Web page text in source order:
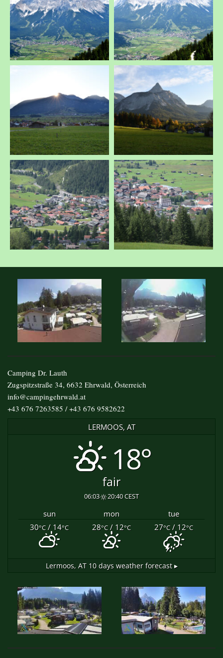
Camping Dr. Lauth
Zugspitzstraße 34, 6632 Ehrwald, Österreich
info@campingehrwald.at
+43 676 7263585 / +43 676 9582622
LERMOOS, AT
18°
fair
06:03 20:40 CEST
sun mon
tue
30°C / 14°C 28°C/ 12°C 27°C/ 12°C
Lermoos, AT10 days weather forecast ▸